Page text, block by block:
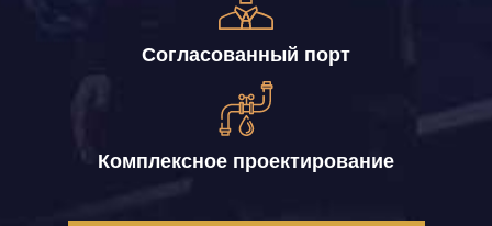
Согласованный порт
Комплексное проектирование